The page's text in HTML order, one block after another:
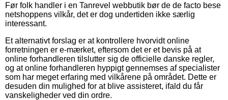
Før folk handler i en Tanrevel webbutik bør de de facto bese
netshoppens vilkår, det er dog undertiden ikke særlig
interessant.
Et alternativt forslag er at kontrollere hvorvidt online
forretningen er e-mærket, eftersom det er et bevis på at
online forhandleren tilslutter sig de officielle danske regler,
og at online forhandleren hyppigt gennemses af specialister
som har meget erfaring med vilkårene på området. Dette er
desuden din mulighed for at blive assisteret, ifald du får
vanskeligheder ved din ordre.